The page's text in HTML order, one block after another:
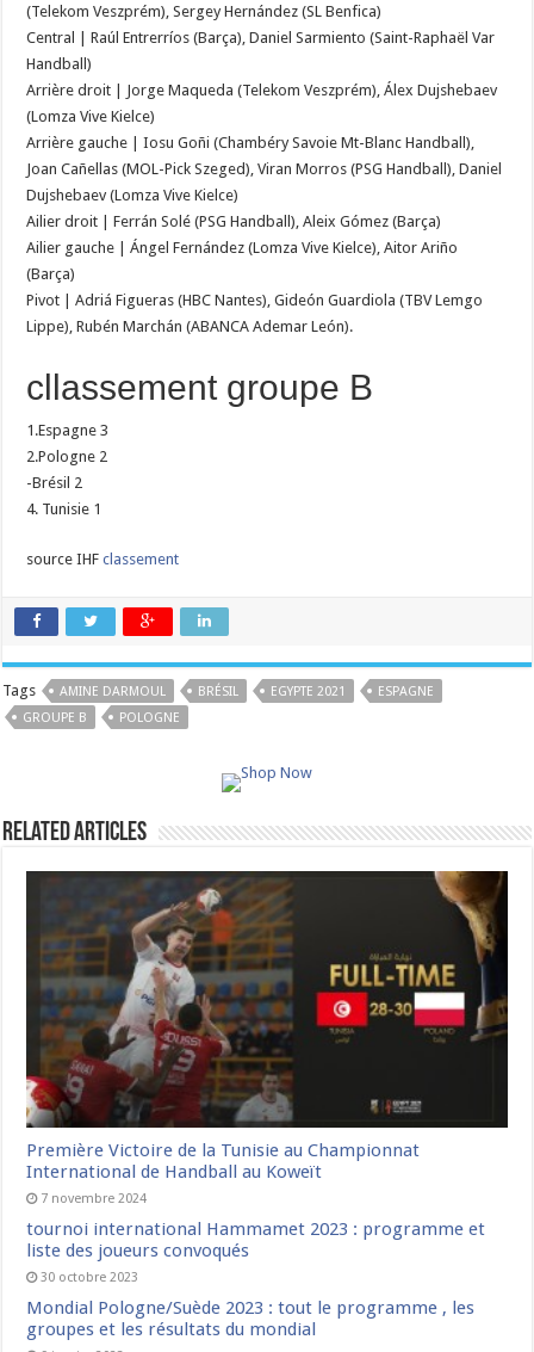
(Telekom Veszprém), Sergey Hernández (SL Benfica)
Central | Raúl Entrerríos (Barça), Daniel Sarmiento (Saint-Raphaël Var
Handball)
Arrière droit | Jorge Maqueda (Telekom Veszprém), Álex Dujshebaev
(Lomza Vive Kielce)
Arrière gauche | Iosu Goñi (Chambéry Savoie Mt-Blanc Handball),
Joan Cañellas (MOL-Pick Szeged), Viran Morros (PSG Handball), Daniel
Dujshebaev (Lomza Vive Kielce)
Ailier droit | Ferrán Solé (PSG Handball), Aleix Gómez (Barça)
Ailier gauche | Ángel Fernández (Lomza Vive Kielce), Aitor Ariño
(Barça)
Pivot | Adriá Figueras (HBC Nantes), Gideón Guardiola (TBV Lemgo
Lippe), Rubén Marchán (ABANCA Ademar León).
cllassement groupe B
1.Espagne 3
2.Pologne 2
-Brésil 2
4. Tunisie 1
source IHFclassement
Tags AMINE DARMOUL BRÉSIL EGYPTE 2021
ESPAGNE
GROUPE B
POLOGNE
Related Articles
Première Victoire de la Tunisie au Championnat
International de Handball au Koweït
7 novembre 2024
tournoi international Hammamet 2023 : programme et
liste des joueurs convoqués
30 octobre 2023
Mondial Pologne/Suède 2023 : tout le programme , les
groupes et les résultats du mondial